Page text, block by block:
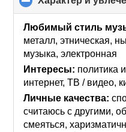
Любимый стиль
металл, этническая,
музыка, электронная
Интересы: политика
интернет, ТВ / видео,
Личные качества:
считаюсь с другими,
смеяться,